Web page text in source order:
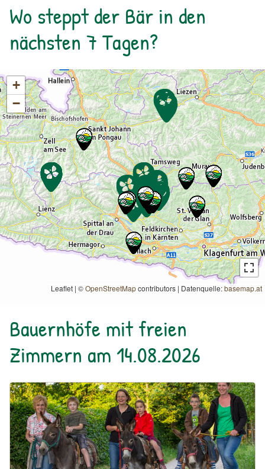
die Vernissage „Innenleben“ von Künstler Mag.
art. Michael Alexander Seywald in den Stollen
des Bergwerks bestaunen. zur
Wo steppt der Bär in den
nächsten 7 Tagen?
+
−
Leaflet | ©OpenStreetMapcontributors | Datenquelle:basemap.at
Bauernhöfe mit freien
Zimmern am 14.08.2026
Urlaub am Bauernhof: Bauernhof Perhinig